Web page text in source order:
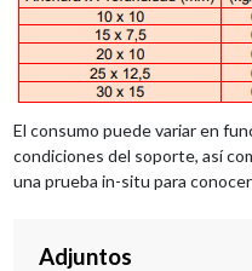
El consumo puede variar en
condiciones del soporte, así
una prueba in-situ para
Adjuntos